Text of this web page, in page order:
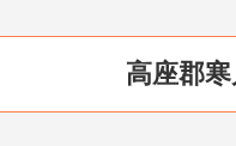
高座郡